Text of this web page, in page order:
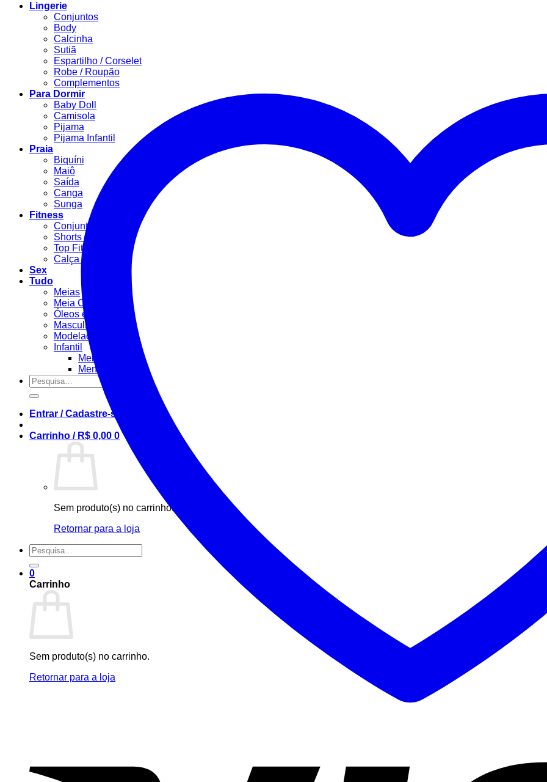
Lingerie
Conjuntos
Body
Calcinha
Sutiã
Espartilho / Corselet
Robe / Roupão
Complementos
Para Dormir
Baby Doll
Camisola
Pijama
Pijama Infantil
Praia
Biquíni
Maiô
Saída
Canga
Sunga
Fitness
Conjunto Fitness
Shorts Fitness
Top Fitness
Calça Fitness
Sex
Tudo
Meias
Meia Calça / Fina
Óleos e Géis
Masculino
Modeladora
Infantil
Menino
Menina
Pesquisar
por:
Entrar / Cadastre-se
Carrinho / R$ 0,00 0
Sem produto(s) no carrinho.
Retornar para a loja
Pesquisar
por:
0
Carrinho
Sem produto(s) no carrinho.
Retornar para a loja